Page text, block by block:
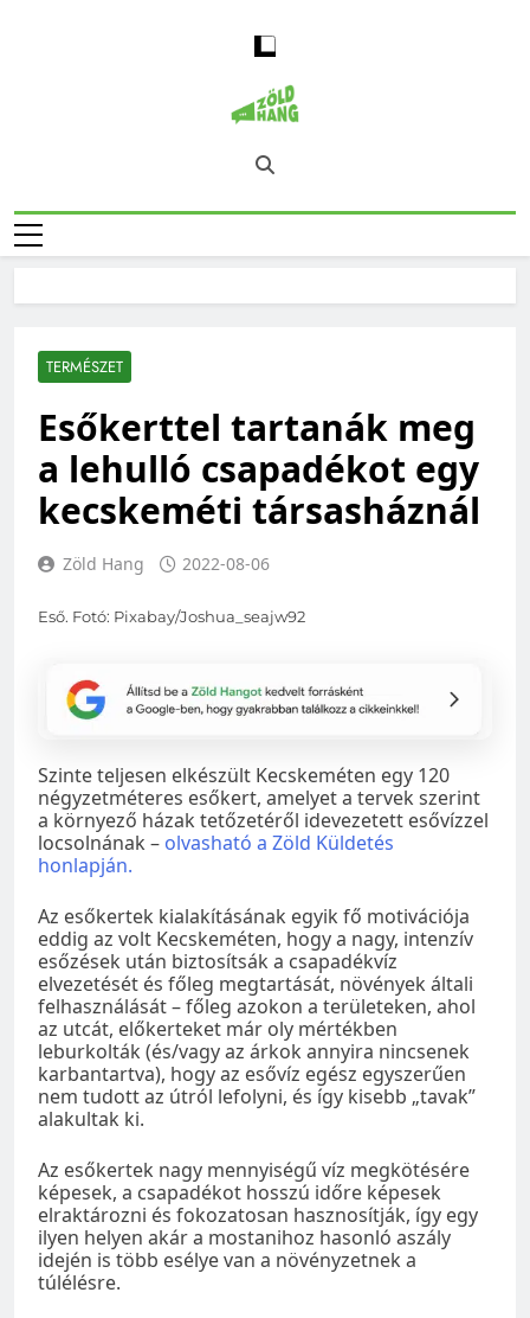
Magyarország
Zöld Hangja
Zöld Hang – Természet, Klímaváltozás,
Fenntarthatóság, Jövő
TERMÉSZET
Esőkerttel tartanák meg
a lehulló csapadékot egy
kecskeméti társasháznál
Zöld Hang 2022-08-06
Eső. Fotó: Pixabay/Joshua_seajw92
Szinte teljesen elkészült Kecskeméten egy 120
négyzetméteres esőkert, amelyet a tervek szerint
a környező házak tetőzetéről idevezetett esővízzel
locsolnának – olvasható a Zöld Küldetés
honlapján.
Az esőkertek kialakításának egyik fő motivációja
eddig az volt Kecskeméten, hogy a nagy, intenzív
esőzések után biztosítsák a csapadékvíz
elvezetését és főleg megtartását, növények általi
felhasználását – főleg azokon a területeken, ahol
az utcát, előkerteket már oly mértékben
leburkolták (és/vagy az árkok annyira nincsenek
karbantartva), hogy az esővíz egész egyszerűen
nem tudott az útról lefolyni, és így kisebb „tavak”
alakultak ki.
Az esőkertek nagy mennyiségű víz megkötésére
képesek, a csapadékot hosszú időre képesek
elraktározni és fokozatosan hasznosítják, így egy
ilyen helyen akár a mostanihoz hasonló aszály
idején is több esélye van a növényzetnek a
túlélésre.